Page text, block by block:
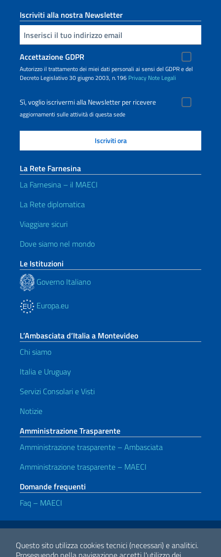
Questo sito utilizza cookies tecnici (necessari) e analitici.
Iscriviti alla nostra Newsletter
Inserisci la tua email
Accettazione GDPR
Autorizzo il trattamento dei miei dati personali ai sensi del GDPR e del
Decreto Legislativo 30 giugno 2003, n.196 Privacy Note Legali
Sì, voglio iscrivermi alla Newsletter per ricevere
aggiornamenti sulle attività di questa sede
La Rete Farnesina
La Farnesina – il MAECI
La Rete diplomatica
Viaggiare sicuri
Dove siamo nel mondo
Le Istituzioni
Governo Italiano
Europa.eu
L’Ambasciata d’Italia a Montevideo
Chi siamo
Italia e Uruguay
Servizi Consolari e Visti
Notizie
Amministrazione Trasparente
Amministrazione trasparente – Ambasciata
Amministrazione trasparente – MAECI
Domande frequenti
Faq – MAECI
Link Utili